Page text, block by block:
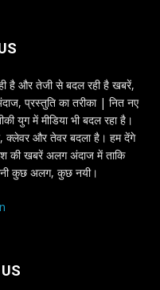
है और तेजी से बदल रही है खबरें,
प्रस्तुति का तरीका | नित नए
युग में मीडिया भी बदल रहा है।
क्लेवर और तेवर बदला है। हम देंगे
की खबरें अलग अंदाज में ताकि
कुछ अलग, कुछ नयी।